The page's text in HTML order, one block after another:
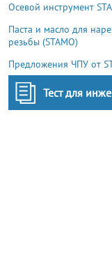
Осевой инструмент
Паста и масло для
резьбы (STAMO)
Предложения ЧПУ от
Тест для